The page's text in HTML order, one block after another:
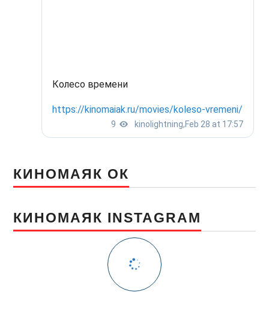
КИНОМАЯК ОК
КИНОМАЯК INSTAGRAM